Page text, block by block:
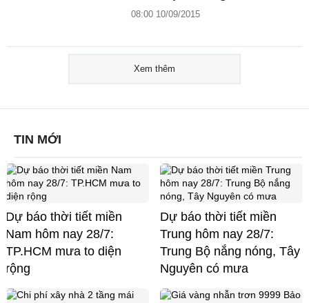
08:00 10/09/2015
Xem thêm
TIN MỚI
Dự báo thời tiết miền
Nam hôm nay 28/7:
TP.HCM mưa to diện
rộng
Dự báo thời tiết miền
Trung hôm nay 28/7:
Trung Bộ nắng nóng, Tây
Nguyên có mưa